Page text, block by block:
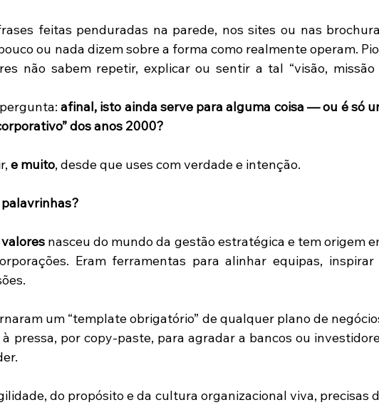
feitas penduradas na parede, nos sites ou nas
ou nada dizem sobre a forma como realmente operam.
não sabem repetir, explicar ou sentir a tal “visão, missão
afinal, isto ainda serve para alguma coisa — ou é só
dos anos 2000?
e muito, desde que uses com verdade e intenção.
nasceu do mundo da gestão estratégica e tem origem
Eram ferramentas para alinhar equipas, inspirar
um “template obrigatório” de qualquer plano de
pressa, por copy-paste, para agradar a bancos ou
do propósito e da cultura organizacional viva, precisas